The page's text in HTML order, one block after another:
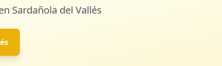
Sardañola del Vallés